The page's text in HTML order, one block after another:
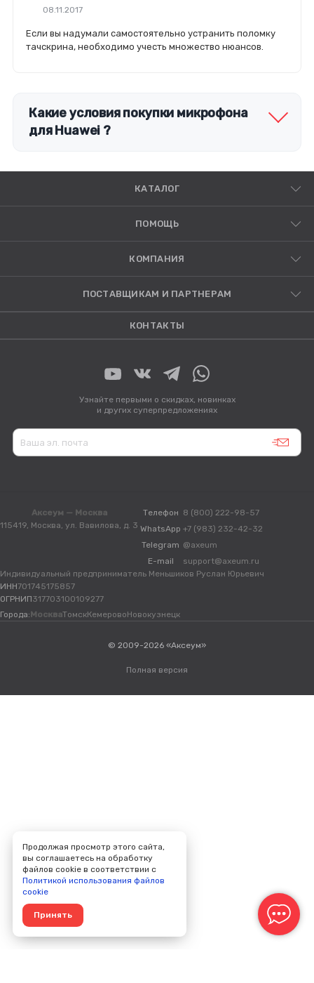
08.11.2017
Если вы надумали самостоятельно устранить поломку
тачскрина, необходимо учесть множество нюансов.
Какие условия покупки микрофона
для Huawei ?
КАТАЛОГ
ПОМОЩЬ
КОМПАНИЯ
ПОСТАВЩИКАМ И ПАРТНЕРАМ
КОНТАКТЫ
Узнайте первыми о скидках, новинках
и других суперпредложениях
Аксеум — Москва
115419, Москва, ул. Вавилова, д. 3
Телефон 8 (800) 222-98-57
WhatsApp +7 (983) 232-42-32
Telegram @axeum
E-mail
support@axeum.ru
Индивидуальный предприниматель Меньшиков Руслан Юрьевич
ИНН701745175857
ОГРНИП317703100109277
Города: МоскваТомскКемеровоНовокузнецк
© 2009-2026 «Аксеум»
Полная версия
Продолжая просмотр этого сайта,
вы соглашаетесь на обработку
файлов cookie в соответствии с
Политикой использования файлов
cookie
Принять